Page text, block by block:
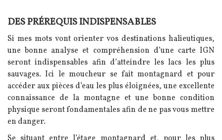
Texte
DES PRÉREQUIS INDISPENSABLES
Si mes mots vont orienter vos destinations halieutiques,
une bonne analyse et compréhension d’une carte IGN
seront indispensables afin d’atteindre les lacs les plus
sauvages. Ici le moucheur se fait montagnard et pour
accéder aux pièces d’eau les plus éloignées, une excellente
connaissance de la montagne et une bonne condition
physique seront fondamentales afin de ne pas vous mettre
en danger.